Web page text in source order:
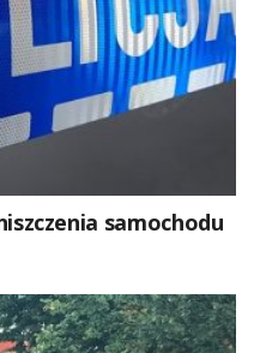
samochodu